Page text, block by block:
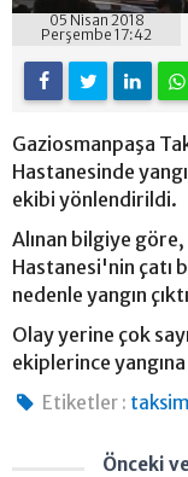
05 Nisan 2018
Perşembe 17:42
Gaziosmanpaşa
Hastanesinde
ekibi yönlendirildi.
Alınan bilgiye
Hastanesi'nin çatı
nedenle yangın
Olay yerine çok
ekiplerince
Etiketler :
Önceki